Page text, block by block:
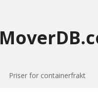
Priser for containerfrakt